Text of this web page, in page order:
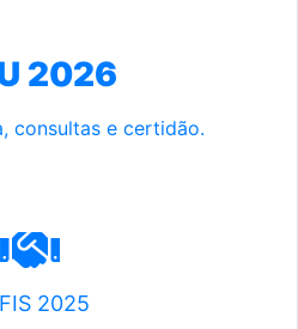
2026
consultas e certidão.
2025